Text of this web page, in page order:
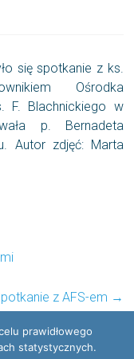
się spotkanie z ks.
Ośrodka
F. Blachnickiego w
p. Bernadeta
Autor zdjęć: Marta
z AFS-em →
prawidłowego
statystycznych.